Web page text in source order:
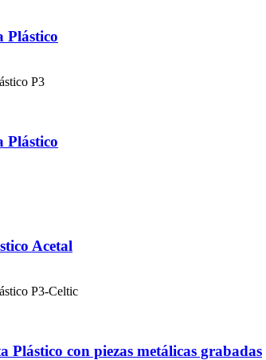
Plástico
Plástico
Acetal
Plástico con piezas metálicas grabadas